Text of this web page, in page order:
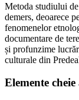
Metoda studiului
demers, deoarece
fenomenelor
documentare de
și profunzime
culturale din
Elemente